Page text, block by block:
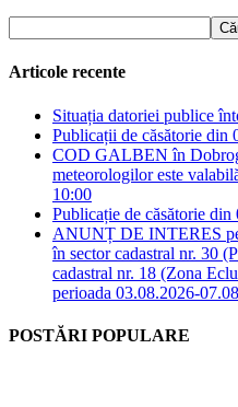
Articole recente
Situația datoriei publice
Publicații de căsătorie din
COD GALBEN în
meteorologilor este
10:00
Publicație de căsătorie din
ANUNȚ DE INTERES
în sector cadastral nr. 30
cadastral nr. 18 (Zona
perioada 03.08.2026-
POSTĂRI POPULARE